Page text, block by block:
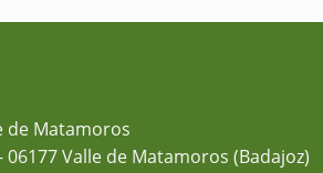
de Matamoros
06177 Valle de Matamoros (Badajoz)